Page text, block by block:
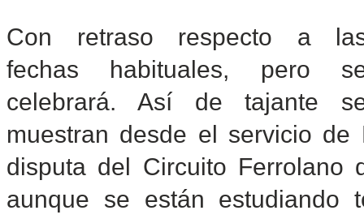
Con retraso respecto a
fechas habituales, pero
celebrará. Así de tajante
muestran desde el servicio
disputa del Circuito Ferrolano
aunque se están estudiando